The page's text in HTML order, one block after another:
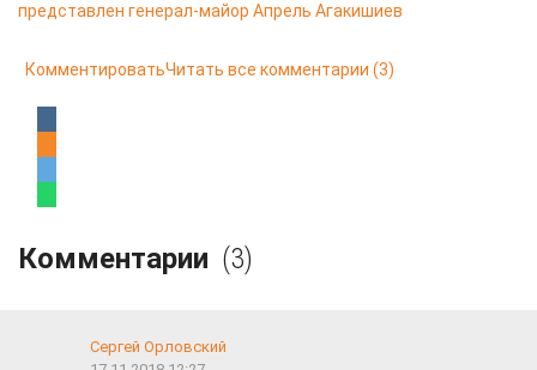
представлен генерал-майор Апрель Агакишиев
КомментироватьЧитать все комментарии (3)
Комментарии (3)
Сергей Орловский